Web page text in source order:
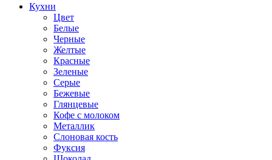
Кухни
Цвет
Белые
Черные
Желтые
Красные
Зеленые
Серые
Бежевые
Глянцевые
Кофе с молоком
Металлик
Слоновая кость
Фуксия